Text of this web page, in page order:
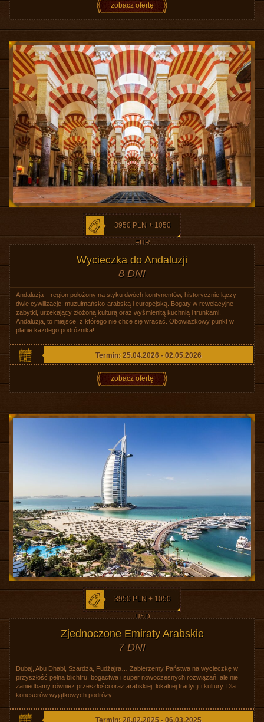
zobacz ofertę
3950 PLN + 1050
EUR
Wycieczka do Andaluzji
8 DNI
Andaluzja – region położony na styku dwóch kontynentów, historycznie łączy
dwie cywilizacje: muzułmańsko-arabską i europejską. Bogaty w rewelacyjne
zabytki, urzekający złożoną kulturą oraz wyśmienitą kuchnią i trunkami.
Andaluzja, to miejsce, z którego nie chce się wracać. Obowiązkowy punkt w
planie każdego podróżnika!
Termin: 25.04.2026 - 02.05.2026
zobacz ofertę
3950 PLN + 1050
USD
Zjednoczone Emiraty Arabskie
7 DNI
Dubaj, Abu Dhabi, Szardża, Fudżajra… Zabierzemy Państwa na wycieczkę w
przyszłość pełną blichtru, bogactwa i super nowoczesnych rozwiązań, ale nie
zaniedbamy również przeszłości oraz arabskiej, lokalnej tradycji i kultury. Dla
koneserów wyjątkowych podróży!
Termin: 28.02.2025 - 06.03.2025